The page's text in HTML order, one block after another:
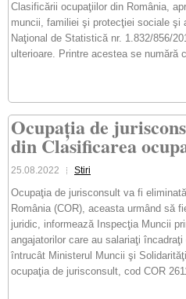
Clasificării ocupaţiilor din România,
muncii, familiei şi protecţiei sociale şi
Naţional de Statistică nr. 1.832/856/
ulterioare. Printre acestea se numără
Ocupația de
din Clasificarea
25.08.2022 Stiri
Ocupaţia de jurisconsult va fi
România (COR), aceasta urmând să
juridic, informează Inspecţia Muncii
angajatorilor care au salariaţi
întrucât Ministerul Muncii şi
ocupaţia de jurisconsult, cod COR